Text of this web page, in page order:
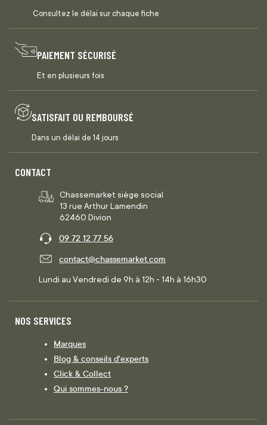
Consultez le délai sur chaque fiche
PAIEMENT SÉCURISÉ
Et en plusieurs fois
SATISFAIT OU REMBOURSÉ
Dans un délai de 14 jours
CONTACT
Chassemarket siège social
13 rue Arthur Lamendin
62460 Divion
09 72 12 77 56
contact@chassemarket.com
Lundi au Vendredi de 9h à 12h - 14h à 16h30
NOS SERVICES
Marques
Blog & conseils d'experts
Click & Collect
Qui sommes-nous ?